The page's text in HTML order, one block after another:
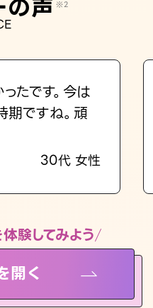
の声 ※2
たです。今は
期ですね。頑
30代 女性
験してみよう
開く